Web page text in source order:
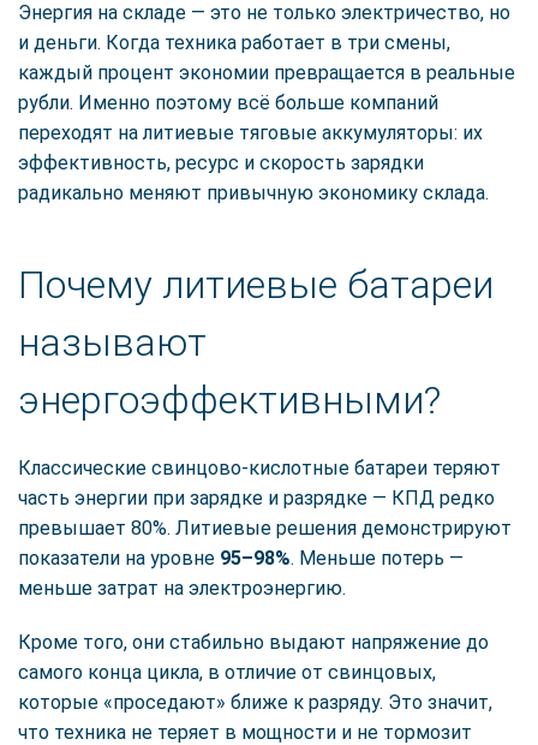
Энергия на складе — это не только электричество, но
и деньги. Когда техника работает в три смены,
каждый процент экономии превращается в реальные
рубли. Именно поэтому всё больше компаний
переходят на литиевые тяговые аккумуляторы: их
эффективность, ресурс и скорость зарядки
радикально меняют привычную экономику склада.
Почему литиевые батареи
называют
энергоэффективными?
Классические свинцово-кислотные батареи теряют
часть энергии при зарядке и разрядке — КПД редко
превышает 80%. Литиевые решения демонстрируют
показатели на уровне 95–98%. Меньше потерь —
меньше затрат на электроэнергию.
Кроме того, они стабильно выдают напряжение до
самого конца цикла, в отличие от свинцовых,
которые «проседают» ближе к разряду. Это значит,
что техника не теряет в мощности и не тормозит